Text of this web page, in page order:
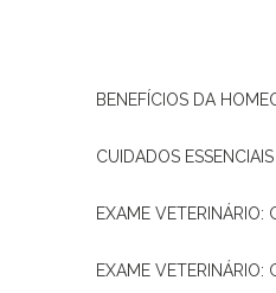
BENEFÍCIOS DA
CUIDADOS
EXAME
EXAME